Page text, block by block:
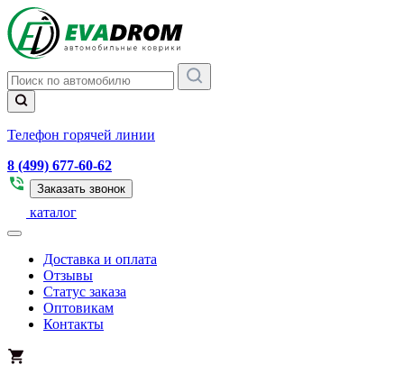
Телефон горячей линии
8 (499) 677-60-62
Заказать звонок
каталог
Доставка и оплата
Отзывы
Статус заказа
Оптовикам
Контакты